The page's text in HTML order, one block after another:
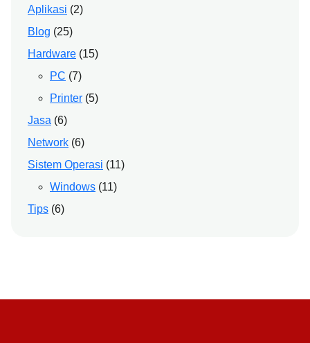
Aplikasi (2)
Blog (25)
Hardware (15)
PC (7)
Printer (5)
Jasa (6)
Network (6)
Sistem Operasi (11)
Windows (11)
Tips (6)